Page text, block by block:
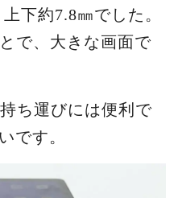
下約7.8㎜でした。
で、大きな画面で
ち運びには便利で
です。